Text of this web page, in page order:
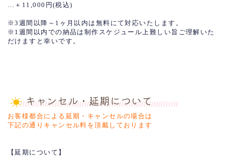
…＋11,000円(税込)
※3週間以降～1ヶ月以内は無料にて対応いたします。
※1週間以内での納品は制作スケジュール上難しい旨ご理解いた
だけますと幸いです。
お客様都合による延期・キャンセルの場合は
下記の通りキャンセル料を頂戴しております
【延期について】